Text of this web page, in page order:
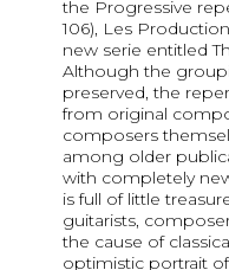
the Progressive
106), Les
new serie entitled
Although the
preserved, the
from original
composers
among older
with completely
is full of little
guitarists,
the cause of
optimistic portrait